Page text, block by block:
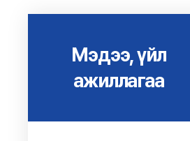
Мэдээ, үйл
ажиллагаа